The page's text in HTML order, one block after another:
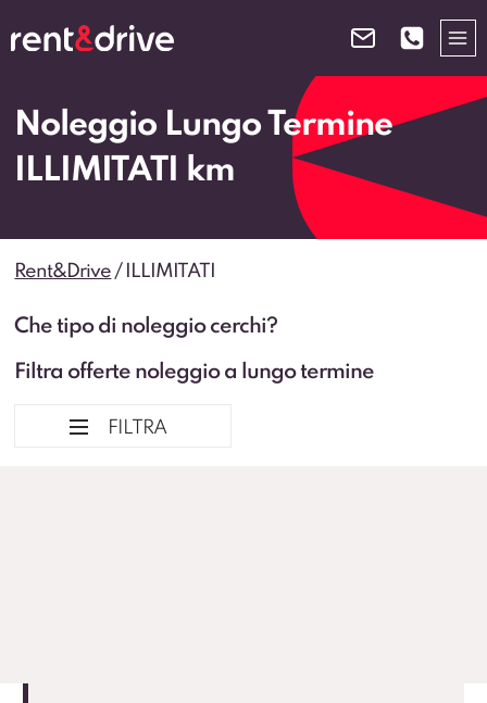
al
Noleggio Lungo Termine
ILLIMITATI km
Rent&Drive / ILLIMITATI
Che tipo di noleggio cerchi?
Filtra offerte noleggio a lungo termine
FILTRA